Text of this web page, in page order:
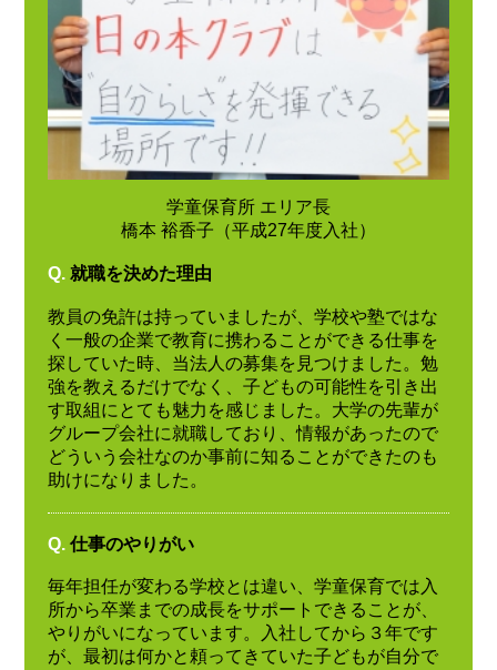
学童保育所 エリア長
橋本 裕香子（平成27年度入社）
Q. 就職を決めた理由
教員の免許は持っていましたが、学校や塾ではな
く一般の企業で教育に携わることができる仕事を
探していた時、当法人の募集を見つけました。勉
強を教えるだけでなく、子どもの可能性を引き出
す取組にとても魅力を感じました。大学の先輩が
グループ会社に就職しており、情報があったので
どういう会社なのか事前に知ることができたのも
助けになりました。
Q. 仕事のやりがい
毎年担任が変わる学校とは違い、学童保育では入
所から卒業までの成長をサポートできることが、
やりがいになっています。入社してから３年です
が、最初は何かと頼ってきていた子どもが自分で